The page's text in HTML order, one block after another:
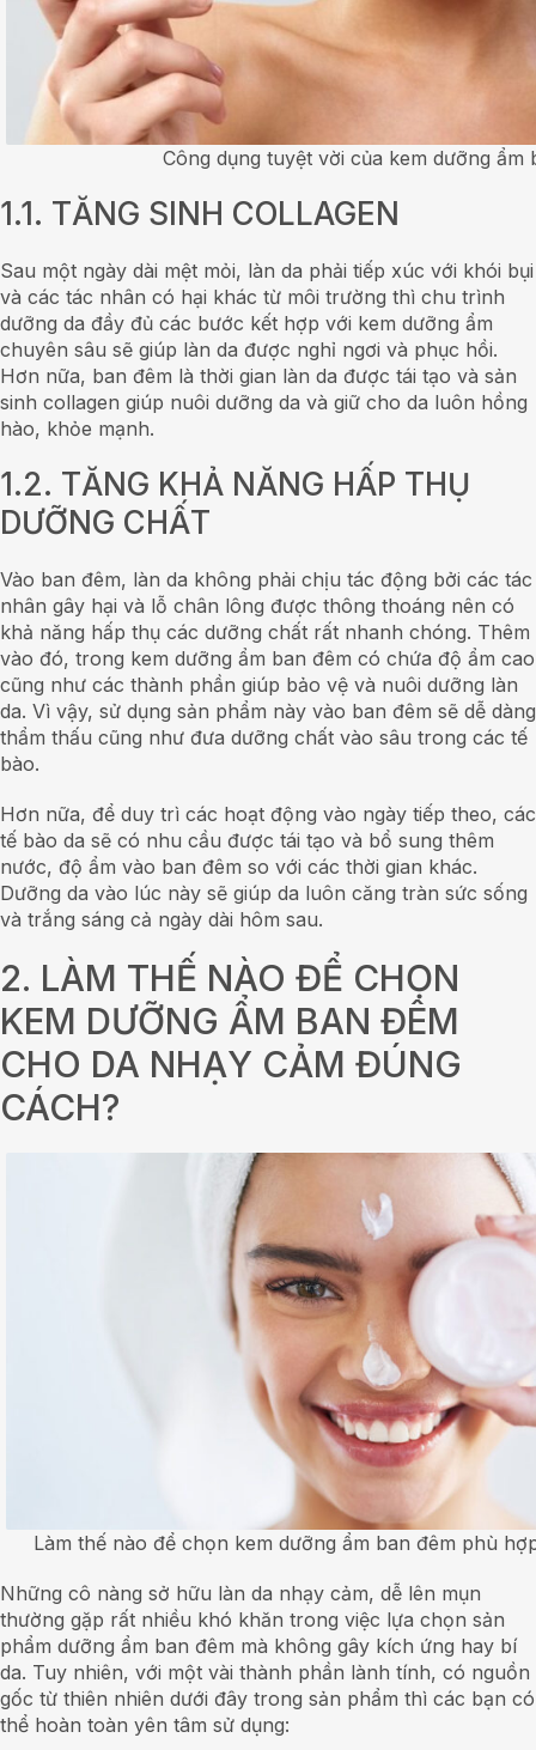
Công dụng tuyệt vời của kem dưỡng ẩm
1.1. TĂNG SINH COLLAGEN
Sau một ngày dài mệt mỏi, làn da phải tiếp xúc với khói bụi
và các tác nhân có hại khác từ môi trường thì chu trình
dưỡng da đầy đủ các bước kết hợp với kem dưỡng ẩm
chuyên sâu sẽ giúp làn da được nghỉ ngơi và phục hồi.
Hơn nữa, ban đêm là thời gian làn da được tái tạo và sản
sinh collagen giúp nuôi dưỡng da và giữ cho da luôn hồng
hào, khỏe mạnh.
1.2. TĂNG KHẢ NĂNG HẤP THỤ
DƯỠNG CHẤT
Vào ban đêm, làn da không phải chịu tác động bởi các tác
nhân gây hại và lỗ chân lông được thông thoáng nên có
khả năng hấp thụ các dưỡng chất rất nhanh chóng. Thêm
vào đó, trong kem dưỡng ẩm ban đêm có chứa độ ẩm cao
cũng như các thành phần giúp bảo vệ và nuôi dưỡng làn
da. Vì vậy, sử dụng sản phẩm này vào ban đêm sẽ dễ dàng
thẩm thấu cũng như đưa dưỡng chất vào sâu trong các tế
bào.
Hơn nữa, để duy trì các hoạt động vào ngày tiếp theo, các
tế bào da sẽ có nhu cầu được tái tạo và bổ sung thêm
nước, độ ẩm vào ban đêm so với các thời gian khác.
Dưỡng da vào lúc này sẽ giúp da luôn căng tràn sức sống
và trắng sáng cả ngày dài hôm sau.
2. LÀM THẾ NÀO ĐỂ CHỌN
KEM DƯỠNG ẨM BAN ĐÊM
CHO DA NHẠY CẢM ĐÚNG
CÁCH?
Làm thế nào để chọn kem dưỡng ẩm ban đêm phù
Những cô nàng sở hữu làn da nhạy cảm, dễ lên mụn
thường gặp rất nhiều khó khăn trong việc lựa chọn sản
phẩm dưỡng ẩm ban đêm mà không gây kích ứng hay bí
da. Tuy nhiên, với một vài thành phần lành tính, có nguồn
gốc từ thiên nhiên dưới đây trong sản phẩm thì các bạn có
thể hoàn toàn yên tâm sử dụng: